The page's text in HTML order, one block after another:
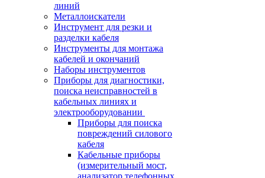
линий
Металлоискатели
Инструмент для резки и
разделки кабеля
Инструменты для монтажа
кабелей и окончаний
Наборы инструментов
Приборы для диагностики,
поиска неисправностей в
кабельных линиях и
электрооборудовании
Приборы для поиска
повреждений силового
кабеля
Кабельные приборы
(измерительный мост,
анализатор телефонных